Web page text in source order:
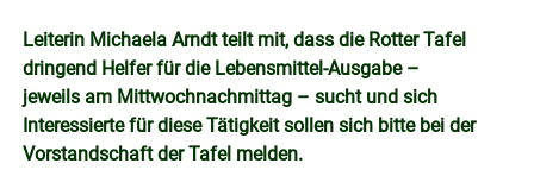
Leiterin Michaela Arndt teilt mit, dass die Rotter Tafel
dringend Helfer für die Lebensmittel-Ausgabe –
jeweils am Mittwochnachmittag – sucht und sich
Interessierte für diese Tätigkeit sollen sich bitte bei der
Vorstandschaft der Tafel melden.